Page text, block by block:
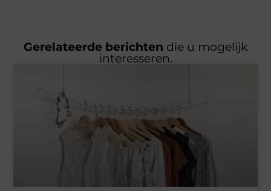
Gerelateerde berichten die u mogelijk
interesseren.